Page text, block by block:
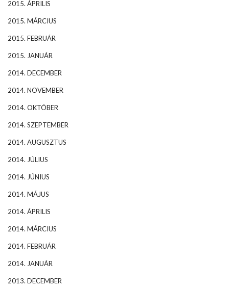
2015. ÁPRILIS
2015. MÁRCIUS
2015. FEBRUÁR
2015. JANUÁR
2014. DECEMBER
2014. NOVEMBER
2014. OKTÓBER
2014. SZEPTEMBER
2014. AUGUSZTUS
2014. JÚLIUS
2014. JÚNIUS
2014. MÁJUS
2014. ÁPRILIS
2014. MÁRCIUS
2014. FEBRUÁR
2014. JANUÁR
2013. DECEMBER